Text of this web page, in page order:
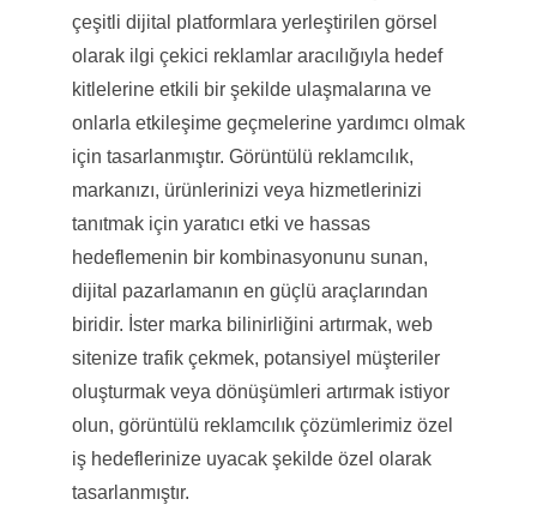
çeşitli dijital platformlara yerleştirilen görsel
olarak ilgi çekici reklamlar aracılığıyla hedef
kitlelerine etkili bir şekilde ulaşmalarına ve
onlarla etkileşime geçmelerine yardımcı olmak
için tasarlanmıştır. Görüntülü reklamcılık,
markanızı, ürünlerinizi veya hizmetlerinizi
tanıtmak için yaratıcı etki ve hassas
hedeflemenin bir kombinasyonunu sunan,
dijital pazarlamanın en güçlü araçlarından
biridir. İster marka bilinirliğini artırmak, web
sitenize trafik çekmek, potansiyel müşteriler
oluşturmak veya dönüşümleri artırmak istiyor
olun, görüntülü reklamcılık çözümlerimiz özel
iş hedeflerinize uyacak şekilde özel olarak
tasarlanmıştır.